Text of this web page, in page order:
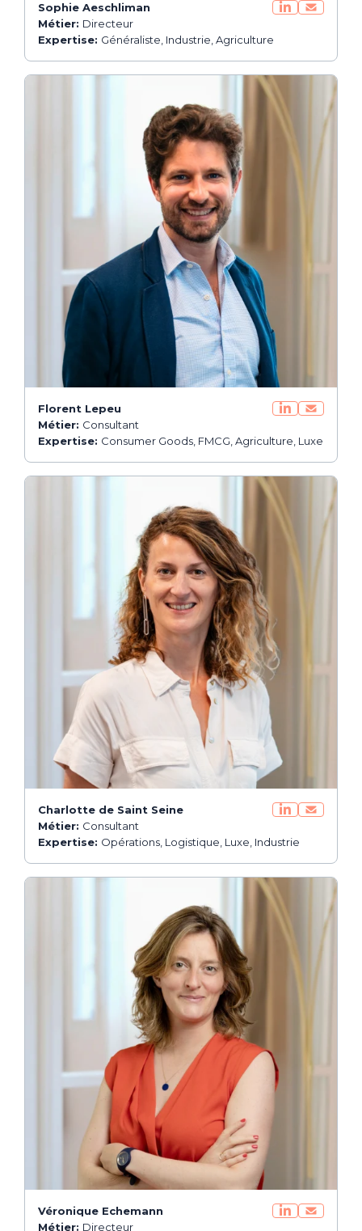
Sophie Aeschliman
Métier: Directeur
Expertise: Généraliste, Industrie, Agriculture
Florent Lepeu
Métier: Consultant
Expertise: Consumer Goods, FMCG, Agriculture, Luxe
Charlotte de Saint Seine
Métier: Consultant
Expertise: Opérations, Logistique, Luxe, Industrie
Véronique Echemann
Métier: Directeur